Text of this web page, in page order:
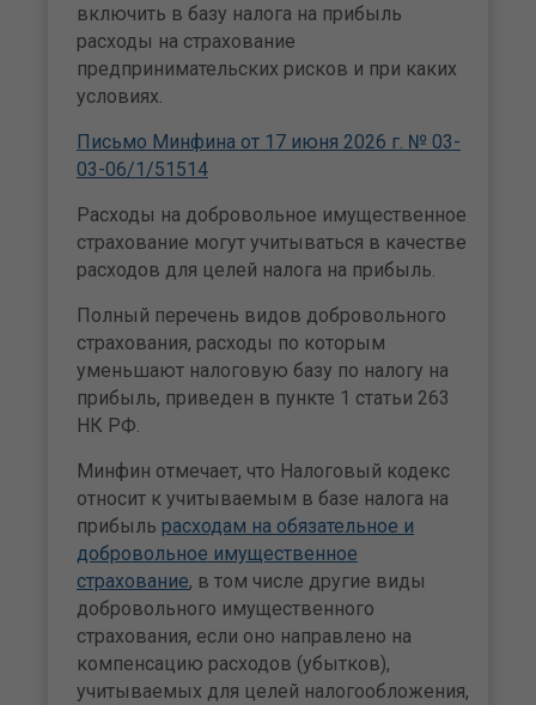
включить в базу налога на прибыль
расходы на страхование
предпринимательских рисков и при каких
условиях.
Письмо Минфина от 17 июня 2026 г. № 03-
03-06/1/51514
Расходы на добровольное имущественное
страхование могут учитываться в качестве
расходов для целей налога на прибыль.
Полный перечень видов добровольного
страхования, расходы по которым
уменьшают налоговую базу по налогу на
прибыль, приведен в пункте 1 статьи 263
НК РФ.
Минфин отмечает, что Налоговый кодекс
относит к учитываемым в базе налога на
прибыль расходам на обязательное и
добровольное имущественное
страхование, в том числе другие виды
добровольного имущественного
страхования, если оно направлено на
компенсацию расходов (убытков),
учитываемых для целей налогообложения,